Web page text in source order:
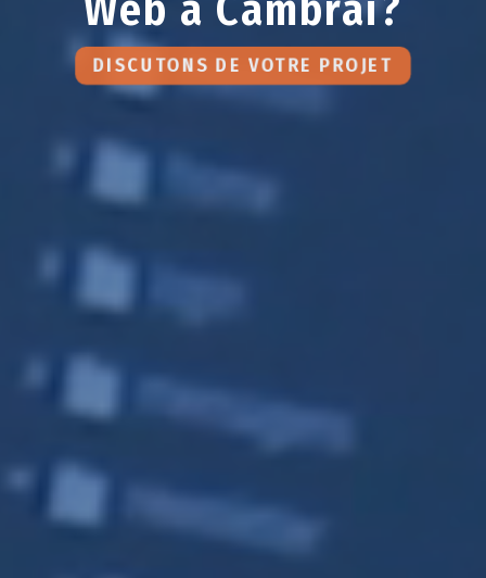
DISCUTONS DE VOTRE PROJET